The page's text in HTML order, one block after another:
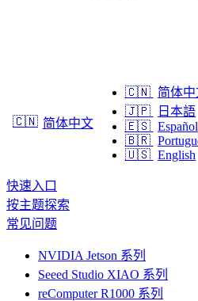
🇨🇳 简体中文
🇨🇳 简体
🇯🇵
日本語
🇪🇸 Español
🇧🇷
🇺🇸 English
快速入口
按主题探索
常见问题
NVIDIA Jetson 系列
Seeed Studio XIAO 系列
reComputer R1000 系列